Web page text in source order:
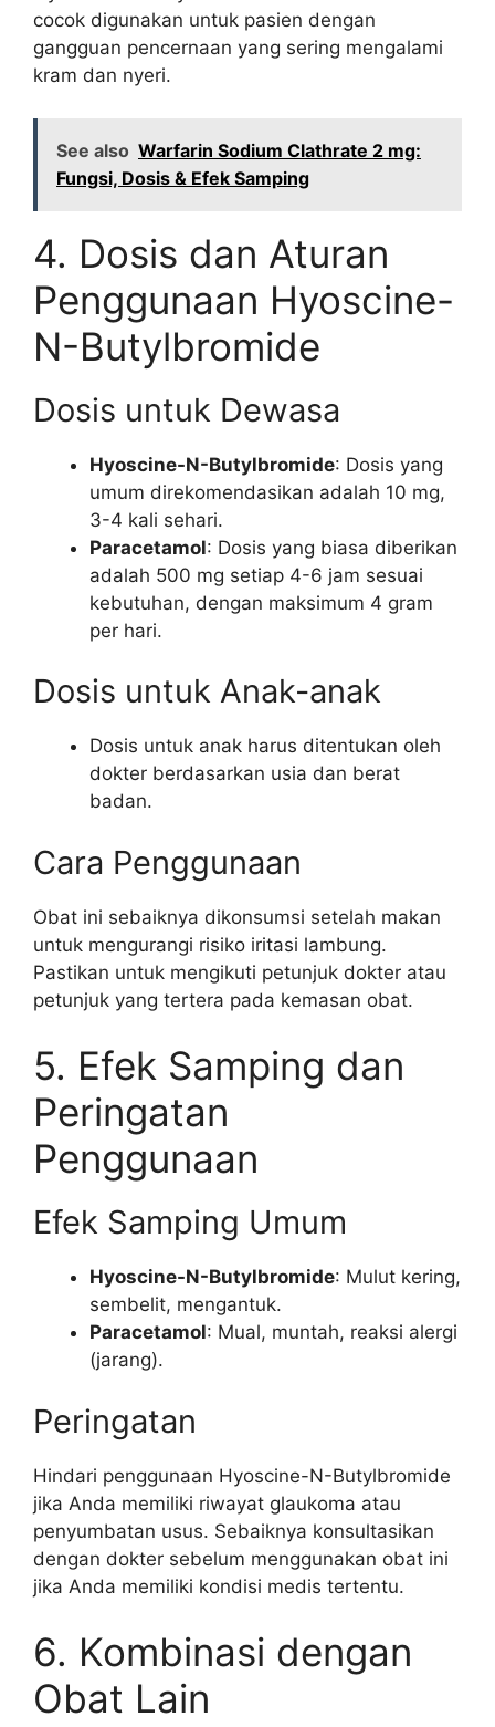
cocok digunakan untuk pasien dengan
gangguan pencernaan yang sering mengalami
kram dan nyeri.
See also Warfarin Sodium Clathrate 2 mg:
Fungsi, Dosis & Efek Samping
4. Dosis dan Aturan
Penggunaan Hyoscine-
N-Butylbromide
Dosis untuk Dewasa
Hyoscine-N-Butylbromide: Dosis yang
umum direkomendasikan adalah 10 mg,
3-4 kali sehari.
Paracetamol: Dosis yang biasa diberikan
adalah 500 mg setiap 4-6 jam sesuai
kebutuhan, dengan maksimum 4 gram
per hari.
Dosis untuk Anak-anak
Dosis untuk anak harus ditentukan oleh
dokter berdasarkan usia dan berat
badan.
Cara Penggunaan
Obat ini sebaiknya dikonsumsi setelah makan
untuk mengurangi risiko iritasi lambung.
Pastikan untuk mengikuti petunjuk dokter atau
petunjuk yang tertera pada kemasan obat.
5. Efek Samping dan
Peringatan
Penggunaan
Efek Samping Umum
Hyoscine-N-Butylbromide: Mulut kering,
sembelit, mengantuk.
Paracetamol: Mual, muntah, reaksi alergi
(jarang).
Peringatan
Hindari penggunaan Hyoscine-N-Butylbromide
jika Anda memiliki riwayat glaukoma atau
penyumbatan usus. Sebaiknya konsultasikan
dengan dokter sebelum menggunakan obat ini
jika Anda memiliki kondisi medis tertentu.
6. Kombinasi dengan
Obat Lain